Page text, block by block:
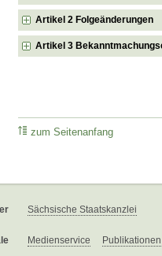
Artikel 2 Folgeänderungen
Artikel 3
zum Seitenanfang
Sächsische Staatskanzlei
Medienservice Publikationen